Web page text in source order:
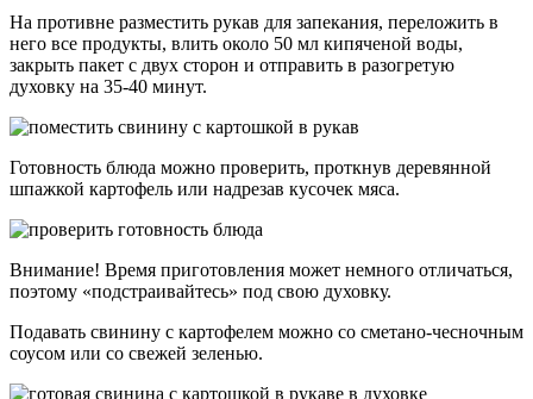
На противне разместить рукав для запекания, переложить в
него все продукты, влить около 50 мл кипяченой воды,
закрыть пакет с двух сторон и отправить в разогретую
духовку на 35-40 минут.
Готовность блюда можно проверить, проткнув деревянной
шпажкой картофель или надрезав кусочек мяса.
Внимание! Время приготовления может немного отличаться,
поэтому «подстраивайтесь» под свою духовку.
Подавать свинину с картофелем можно со сметано-чесночным
соусом или со свежей зеленью.